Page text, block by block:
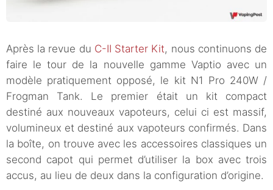
Après la revue du C-II Starter Kit, nous continuons de
faire le tour de la nouvelle gamme Vaptio avec un
modèle pratiquement opposé, le kit N1 Pro 240W /
Frogman Tank. Le premier était un kit compact
destiné aux nouveaux vapoteurs, celui ci est massif,
volumineux et destiné aux vapoteurs confirmés. Dans
la boîte, on trouve avec les accessoires classiques un
second capot qui permet d’utiliser la box avec trois
accus, au lieu de deux dans la configuration d’origine.